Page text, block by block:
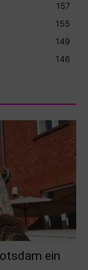
157
155
149
146
ein